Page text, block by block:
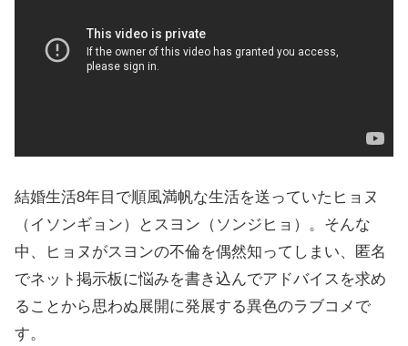
結婚生活8年目で順風満帆な生活を送っていたヒョヌ
（イソンギョン）とスヨン（ソンジヒョ）。そんな
中、ヒョヌがスヨンの不倫を偶然知ってしまい、匿名
でネット掲示板に悩みを書き込んでアドバイスを求め
ることから思わぬ展開に発展する異色のラブコメで
す。